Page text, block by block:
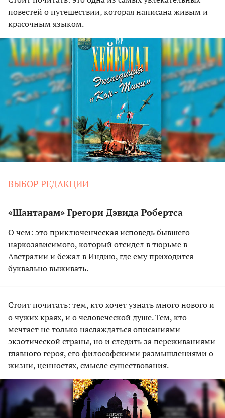
повестей о путешествии, которая написана живым и
красочным языком.
ВЫБОР РЕДАКЦИИ
«Шантарам» Грегори Дэвида Робертса
О чем: это приключенческая исповедь бывшего
наркозависимого, который отсидел в тюрьме в
Австралии и бежал в Индию, где ему приходится
буквально выживать.
Стоит почитать: тем, кто хочет узнать много нового и
о чужих краях, и о человеческой душе. Тем, кто
мечтает не только наслаждаться описаниями
экзотической страны, но и следить за переживаниями
главного героя, его философскими размышлениями о
жизни, ценностях, смысле существования.